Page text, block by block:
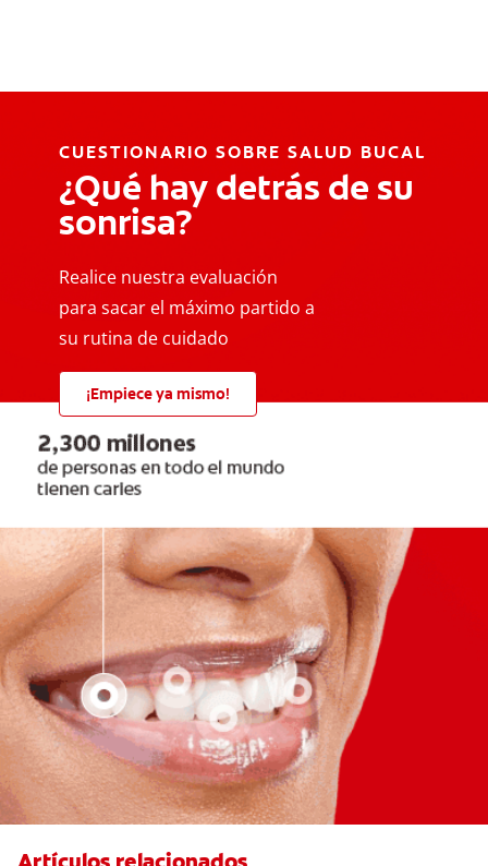
CUESTIONARIO SOBRE SALUD BUCAL
¿Qué hay detrás de su
sonrisa?
Realice nuestra evaluación
para sacar el máximo partido a
su rutina de cuidado
¡Empiece ya mismo!